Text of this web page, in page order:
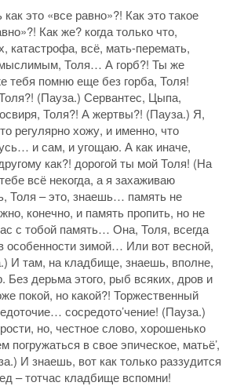
это «все равно»?! Как это такое
Как же? когда только что,
катастрофа, всё, мать-перемать,
Толя… А горб?! Ты же
тебя помню еще без горба, Толя!
(Пауза.) Сервантес, Цыпа,
Толя?! А жертвы?! (Пауза.) Я,
регулярно хожу, и именно, что
и сам, и угощаю. А как иначе,
как?! дорогой ты мой Толя! (На
всё некогда, а я захаживаю
Толя – это, знаешь… память не
конечно, и память пропить, но не
с тобой память… Она, Толя, всегда
особенности зимой… Или вот весной,
И там, на кладбище, знаешь, вполне,
Без дерьма этого, рыб всяких, дров и
покой, но какой?! Торжественный
сосредото’чение! (Пауза.)
но, честное слово, хорошенько
погружаться в свое эпическое, матьё’,
И знаешь, вот как только раззудится
– тотчас кладбище вспомни!